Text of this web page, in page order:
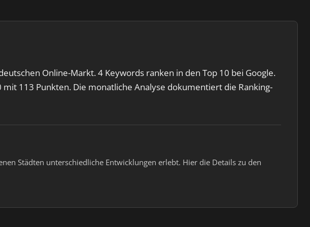
Online-Markt. 4 Keywords ranken in den Top 10 bei Google.
113 Punkten. Die monatliche Analyse dokumentiert die Ranking-
Städten unterschiedliche Entwicklungen erlebt. Hier die Details zu den